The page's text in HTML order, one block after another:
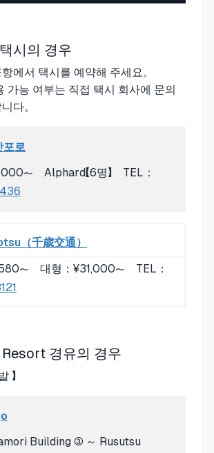
시의 경우
에서 택시를 예약해 주세요。
가능 여부는 직접 택시 회사에 문의
다。
포로
〜 Alphard【6명】 TEL：
（千歳交通）
〜 대형：¥31,000〜 TEL：
경유의 경우
】
Building ③ ～ Rusutsu